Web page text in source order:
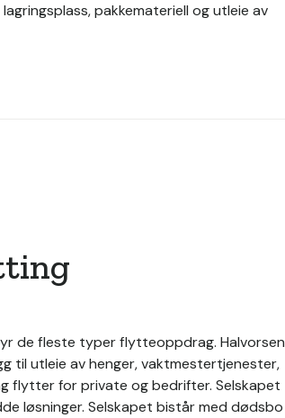
pakkemateriell og utleie av
de fleste typer flytteoppdrag. Halvorsen
til utleie av henger, vaktmestertjenester,
flytter for private og bedrifter. Selskapet
løsninger. Selskapet bistår med dødsbo